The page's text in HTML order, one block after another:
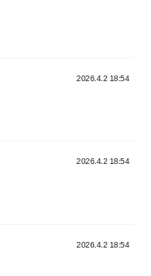
2026.4.2 18:54
2026.4.2 18:54
2026.4.2 18:54